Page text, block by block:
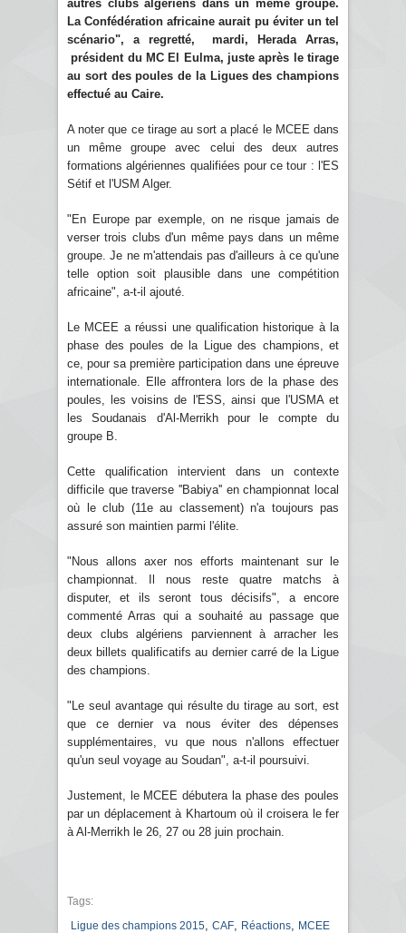
autres clubs algériens dans un même groupe.
La Confédération africaine aurait pu éviter un tel
scénario", a regretté, mardi, Herada Arras,
président du MC El Eulma, juste après le tirage
au sort des poules de la Ligues des champions
effectué au Caire.
A noter que ce tirage au sort a placé le MCEE dans
un même groupe avec celui des deux autres
formations algériennes qualifiées pour ce tour : l'ES
Sétif et l'USM Alger.
"En Europe par exemple, on ne risque jamais de
verser trois clubs d'un même pays dans un même
groupe. Je ne m'attendais pas d'ailleurs à ce qu'une
telle option soit plausible dans une compétition
africaine", a-t-il ajouté.
Le MCEE a réussi une qualification historique à la
phase des poules de la Ligue des champions, et
ce, pour sa première participation dans une épreuve
internationale. Elle affrontera lors de la phase des
poules, les voisins de l'ESS, ainsi que l'USMA et
les Soudanais d'Al-Merrikh pour le compte du
groupe B.
Cette qualification intervient dans un contexte
difficile que traverse ''Babiya'' en championnat local
où le club (11e au classement) n'a toujours pas
assuré son maintien parmi l'élite.
"Nous allons axer nos efforts maintenant sur le
championnat. Il nous reste quatre matchs à
disputer, et ils seront tous décisifs", a encore
commenté Arras qui a souhaité au passage que
deux clubs algériens parviennent à arracher les
deux billets qualificatifs au dernier carré de la Ligue
des champions.
"Le seul avantage qui résulte du tirage au sort, est
que ce dernier va nous éviter des dépenses
supplémentaires, vu que nous n'allons effectuer
qu'un seul voyage au Soudan", a-t-il poursuivi.
Justement, le MCEE débutera la phase des poules
par un déplacement à Khartoum où il croisera le fer
à Al-Merrikh le 26, 27 ou 28 juin prochain.
Tags:
Ligue des champions 2015 CAF Réactions MCEE